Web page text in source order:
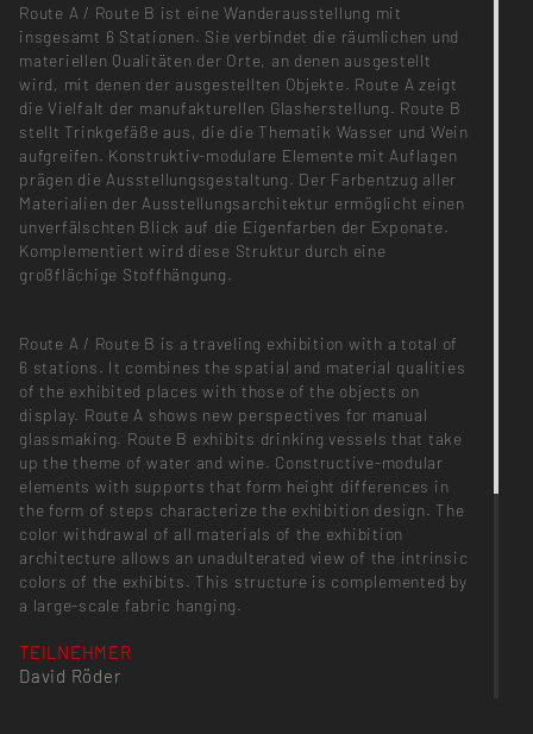
Route A / Route B ist eine Wanderausstellung mit
insgesamt 6 Stationen. Sie verbindet die räumlichen und
materiellen Qualitäten der Orte, an denen ausgestellt
wird, mit denen der ausgestellten Objekte. Route A zeigt
die Vielfalt der manufakturellen Glasherstellung. Route B
stellt Trinkgefäße aus, die die Thematik Wasser und Wein
aufgreifen. Konstruktiv-modulare Elemente mit Auflagen
prägen die Ausstellungsgestaltung. Der Farbentzug aller
Materialien der Ausstellungsarchitektur ermöglicht einen
unverfälschten Blick auf die Eigenfarben der Exponate.
Komplementiert wird diese Struktur durch eine
großflächige Stoffhängung.
Route A / Route B is a traveling exhibition with a total of
6 stations. It combines the spatial and material qualities
of the exhibited places with those of the objects on
display. Route A shows new perspectives for manual
glassmaking. Route B exhibits drinking vessels that take
up the theme of water and wine. Constructive-modular
elements with supports that form height differences in
the form of steps characterize the exhibition design. The
color withdrawal of all materials of the exhibition
architecture allows an unadulterated view of the intrinsic
colors of the exhibits. This structure is complemented by
a large-scale fabric hanging.
TEILNEHMER
David Röder